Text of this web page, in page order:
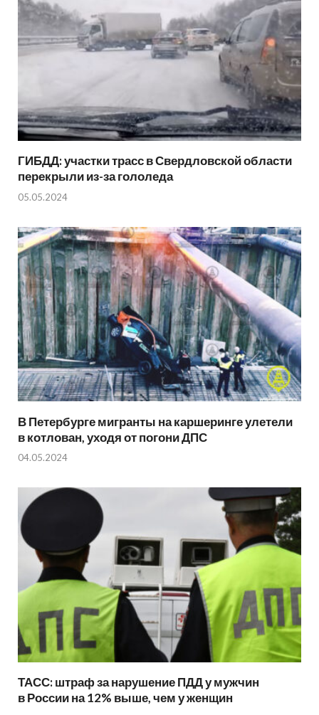
ГИБДД: участки трасс в Свердловской области
перекрыли из-за гололеда
05.05.2024
В Петербурге мигранты на каршеринге улетели
в котлован, уходя от погони ДПС
04.05.2024
ТАСС: штраф за нарушение ПДД у мужчин
в России на 12% выше, чем у женщин